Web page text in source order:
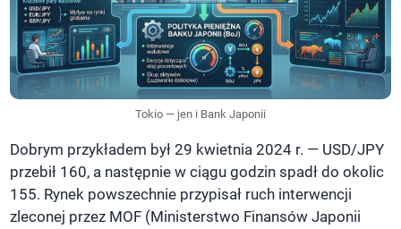
Tokio — jen i Bank Japonii
Dobrym przykładem był29 kwietnia 2024 r. — USD/JPY
przebił 160, a następnie w ciągu godzin spadł do okolic
155. Rynek powszechnie przypisał ruch interwencji
zleconej przez MOF (Ministerstwo Finansów Japonii